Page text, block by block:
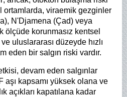
ortamlarda, viraemik gezginler
N'Djamena (Çad) veya
ölçüde korunmasız kentsel
uluslararası düzeyde hızlı
eden bir salgın riski vardır.
devam eden salgınlar
aşı kapsamı yüksek olana ve
açıkları kapatılana kadar